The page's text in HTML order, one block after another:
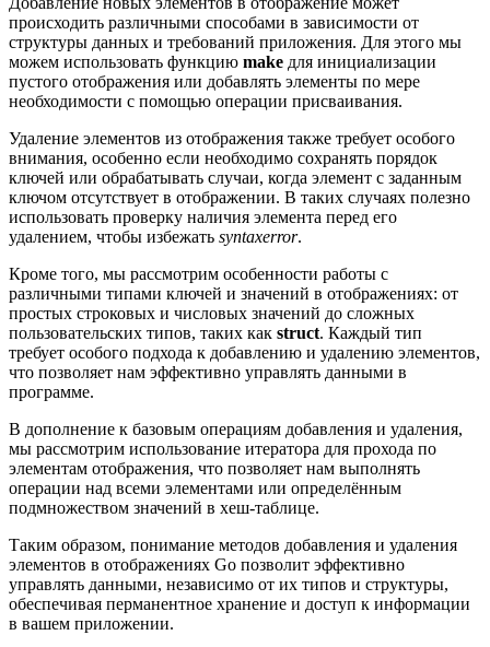
происходить различными способами в зависимости от
структуры данных и требований приложения. Для этого мы
можем использовать функцию make для инициализации
пустого отображения или добавлять элементы по мере
необходимости с помощью операции присваивания.
Удаление элементов из отображения также требует особого
внимания, особенно если необходимо сохранять порядок
ключей или обрабатывать случаи, когда элемент с заданным
ключом отсутствует в отображении. В таких случаях полезно
использовать проверку наличия элемента перед его
удалением, чтобы избежать syntaxerror.
Кроме того, мы рассмотрим особенности работы с
различными типами ключей и значений в отображениях: от
простых строковых и числовых значений до сложных
пользовательских типов, таких как struct. Каждый тип
требует особого подхода к добавлению и удалению элементов,
что позволяет нам эффективно управлять данными в
программе.
В дополнение к базовым операциям добавления и удаления,
мы рассмотрим использование итератора для прохода по
элементам отображения, что позволяет нам выполнять
операции над всеми элементами или определённым
подмножеством значений в хеш-таблице.
Таким образом, понимание методов добавления и удаления
элементов в отображениях Go позволит эффективно
управлять данными, независимо от их типов и структуры,
обеспечивая перманентное хранение и доступ к информации
в вашем приложении.